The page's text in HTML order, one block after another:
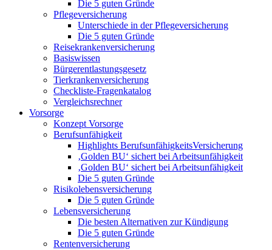
Die 5 guten Gründe
Pflegeversicherung
Unterschiede in der Pflegeversicherung
Die 5 guten Gründe
Reisekrankenversicherung
Basiswissen
Bürgerentlastungsgesetz
Tierkrankenversicherung
Checkliste-Fragenkatalog
Vergleichsrechner
Vorsorge
Konzept Vorsorge
Berufsunfähigkeit
Highlights BerufsunfähigkeitsVersicherung
‚Golden BU‘ sichert bei Arbeitsunfähigkeit
‚Golden BU‘ sichert bei Arbeitsunfähigkeit
Die 5 guten Gründe
Risikolebensversicherung
Die 5 guten Gründe
Lebensversicherung
Die besten Alternativen zur Kündigung
Die 5 guten Gründe
Rentenversicherung